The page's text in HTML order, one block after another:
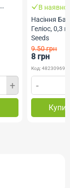
+
В
Насіння
Геліос, 0,3
Seeds
9.50 грн
8 грн
Код:
-